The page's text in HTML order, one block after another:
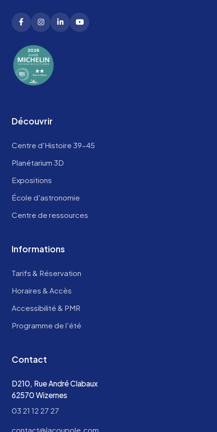
Découvrir
Centre d'Histoire 39-45
Planétarium 3D
Expositions
École d'astronomie
Centre de ressources
Informations
Tarifs & Réservation
Horaires & Accès
Accessibilité & PMR
Programme de l'été
Contact
D210, Rue André Clabaux
62570 Wizernes
03 21 12 27 27
contact@lacoupole.com